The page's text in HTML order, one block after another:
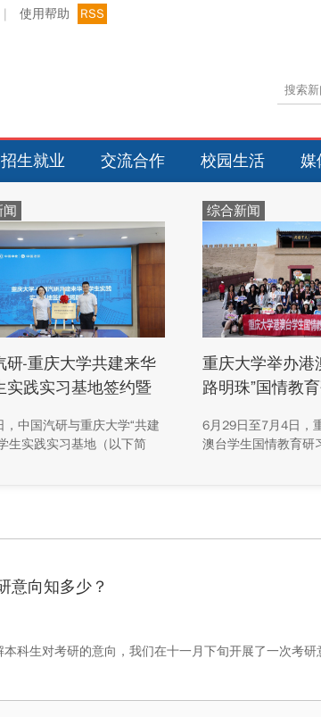
| 使用帮助 RSS
招生就业 交流合作 校园生活 媒
闻
研-重庆大学共建来华
实践实习基地签约暨
，中国汽研与重庆大学“共建
生实践实习基地（以下简
管理中心主任阳春出席活
学生代表共同参与。
综合新闻
重庆大学举办港
路明珠”国情教
6月29日至7月4日，
澳台学生国情教育
家在丝路文明传承、
意向知多少？
本科生对考研的意向，我们在十一月下旬开展了一次考研